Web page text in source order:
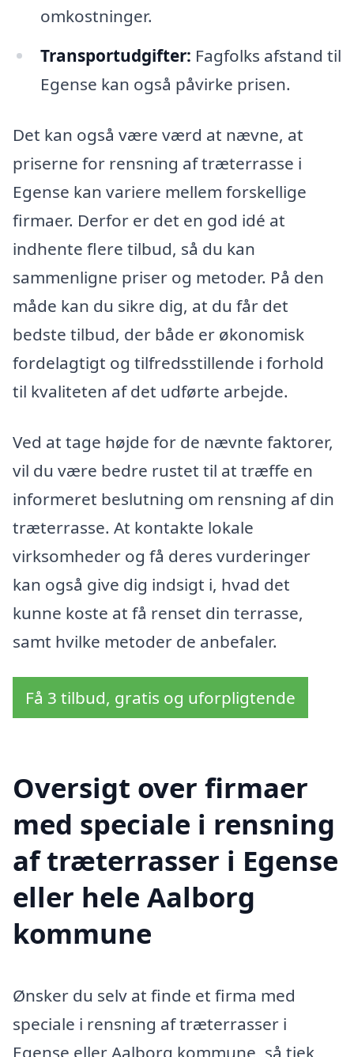
omkostninger.
Transportudgifter: Fagfolks afstand til
Egense kan også påvirke prisen.
Det kan også være værd at nævne, at
priserne for rensning af træterrasse i
Egense kan variere mellem forskellige
firmaer. Derfor er det en god idé at
indhente flere tilbud, så du kan
sammenligne priser og metoder. På den
måde kan du sikre dig, at du får det
bedste tilbud, der både er økonomisk
fordelagtigt og tilfredsstillende i forhold
til kvaliteten af det udførte arbejde.
Ved at tage højde for de nævnte faktorer,
vil du være bedre rustet til at træffe en
informeret beslutning om rensning af din
træterrasse. At kontakte lokale
virksomheder og få deres vurderinger
kan også give dig indsigt i, hvad det
kunne koste at få renset din terrasse,
samt hvilke metoder de anbefaler.
Få 3 tilbud, gratis og uforpligtende
Oversigt over firmaer
med speciale i rensning
af træterrasser i Egense
eller hele Aalborg
kommune
Ønsker du selv at finde et firma med
speciale i rensning af træterrasser i
Egense eller Aalborg kommune, så tjek